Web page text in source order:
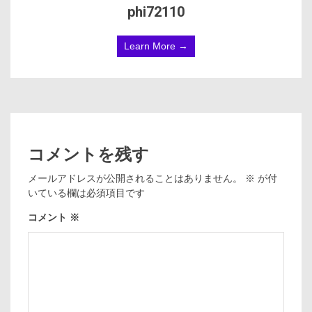
phi72110
Learn More →
コメントを残す
メールアドレスが公開されることはありません。 ※ が付
いている欄は必須項目です
コメント ※